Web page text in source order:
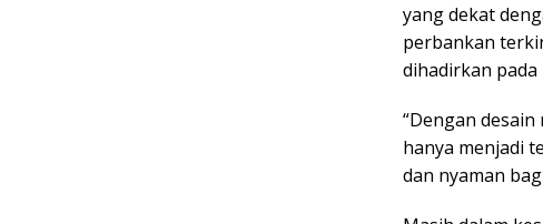
yang dekat
perbankan
dihadirkan
“Dengan
hanya menjadi
dan nyaman